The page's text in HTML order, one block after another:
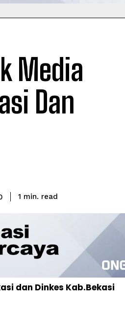
Media
Dan
1 min. read
dan Dinkes Kab.Bekasi